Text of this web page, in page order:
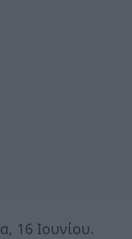
16 Ιουνίου.